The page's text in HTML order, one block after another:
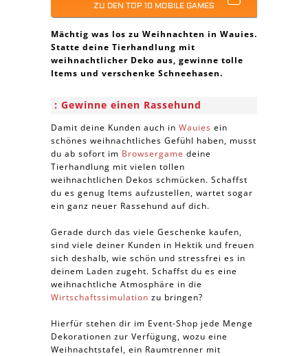
ZU DEN TOP 10 MOBILE GAMES
Mächtig was los zu Weihnachten in Wauies.
Statte deine Tierhandlung mit
weihnachtlicher Deko aus, gewinne tolle
Items und verschenke Schneehasen.
Gewinne einen Rassehund
Damit deine Kunden auch in Wauies ein
schönes weihnachtliches Gefühl haben, musst
du ab sofort im Browsergame deine
Tierhandlung mit vielen tollen
weihnachtlichen Dekos schmücken. Schaffst
du es genug Items aufzustellen, wartet sogar
ein ganz neuer Rassehund auf dich.
Gerade durch das viele Geschenke kaufen,
sind viele deiner Kunden in Hektik und freuen
sich deshalb, wie schön und stressfrei es in
deinem Laden zugeht. Schaffst du es eine
weihnachtliche Atmosphäre in die
Wirtschaftssimulation zu bringen?
Hierfür stehen dir im Event-Shop jede Menge
Dekorationen zur Verfügung, wozu eine
Weihnachtstafel, ein Raumtrenner mit